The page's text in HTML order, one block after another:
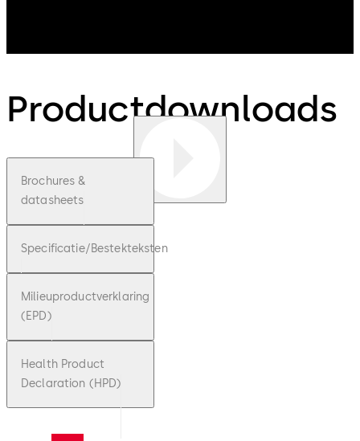
Productdownloads
Brochures &
datasheets
Specificatie/Bestekteksten
Milieuproductverklaring
(EPD)
Health Product
Declaration (HPD)